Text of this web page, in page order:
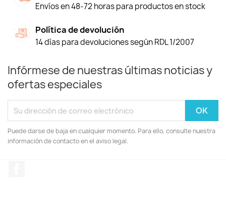
Envíos en 48-72 horas para productos en stock
Política de devolución
14 días para devoluciones según RDL 1/2007
Infórmese de nuestras últimas noticias y
ofertas especiales
Puede darse de baja en cualquier momento. Para ello, consulte nuestra
información de contacto en el aviso legal.